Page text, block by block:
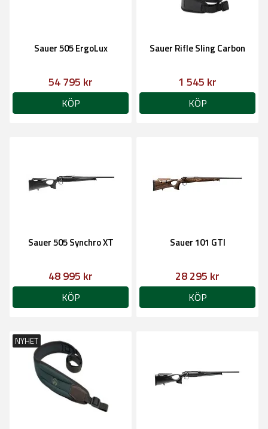
Sauer 505 ErgoLux
54 795 kr
KÖP
Sauer Rifle Sling Carbon
1 545 kr
KÖP
Sauer 505 Synchro XT
48 995 kr
KÖP
Sauer 101 GTI
28 295 kr
KÖP
NYHET